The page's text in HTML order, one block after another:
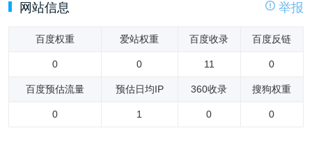
网站信息 举报
百度权重 爱站权重 百度收录 百度反链
0 0 11 0
百度预估流量 预估日均IP 360收录 搜狗权重
0 1 0 0